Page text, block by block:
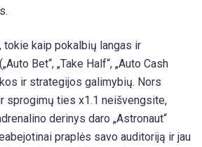
tokie kaip pokalbių langas ir
Bet“, „Take Half“, „Auto Cash
ir strategijos galimybių. Nors
sprogimų ties x1.1 neišvengsite,
derinys daro „Astronaut“
praplės savo auditoriją ir jau